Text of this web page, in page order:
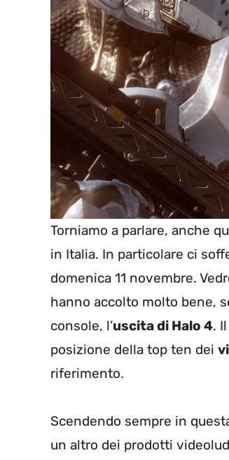
Torniamo a parlare, anche
in Italia. In particolare ci
domenica 11 novembre.
hanno accolto molto bene,
console, l’uscita di Halo 4. Il
posizione della top ten dei
riferimento.
Scendendo sempre in
un altro dei prodotti